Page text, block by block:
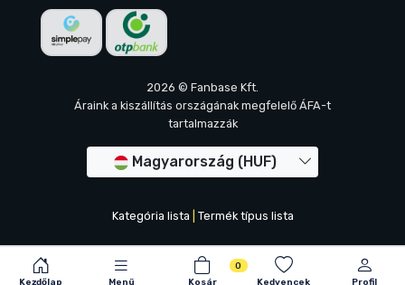
Kezdőlap Menü Kosár
0
Kedvencek
Profil
2026 © Fanbase Kft.
Áraink a kiszállítás országának megfelelő ÁFA-t
tartalmazzák
Magyarország (HUF)
Kategória lista Termék típus lista